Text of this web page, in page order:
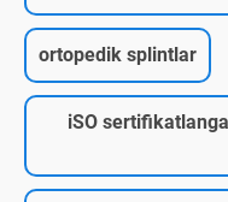
ortopedik splintlar
iSO